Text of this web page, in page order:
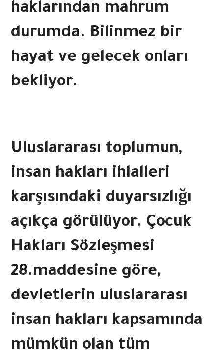
haklarından mahrum
durumda. Bilinmez bir
hayat ve gelecek onları
bekliyor.
Uluslararası toplumun,
insan hakları ihlalleri
karşısındaki duyarsızlığı
açıkça görülüyor. Çocuk
Hakları Sözleşmesi
28.maddesine göre,
devletlerin uluslararası
insan hakları kapsamında
mümkün olan tüm